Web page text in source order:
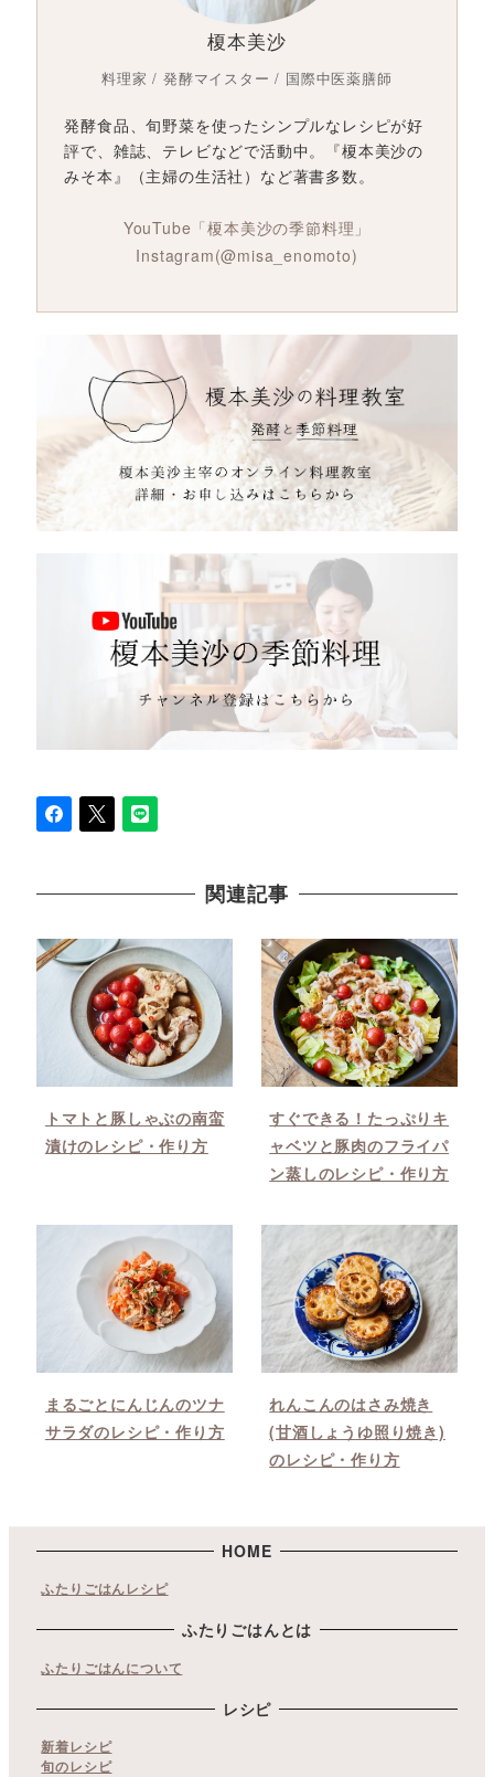
榎本美沙
料理家 / 発酵マイスター / 国際中医薬膳師
発酵食品、旬野菜を使ったシンプルなレシピが好
評で、雑誌、テレビなどで活動中。『榎本美沙の
みそ本』（主婦の生活社）など著書多数。
YouTube「榎本美沙の季節料理」
Instagram(@misa_enomoto)
関連記事
トマトと豚しゃぶの南蛮
漬けのレシピ・作り方
すぐできる！たっぷりキ
ャベツと豚肉のフライパ
ン蒸しのレシピ・作り方
まるごとにんじんのツナ
サラダのレシピ・作り方
れんこんのはさみ焼き
(甘酒しょうゆ照り焼き)
のレシピ・作り方
HOME
ふたりごはんレシピ
ふたりごはんとは
ふたりごはんについて
レシピ
新着レシピ
旬のレシピ